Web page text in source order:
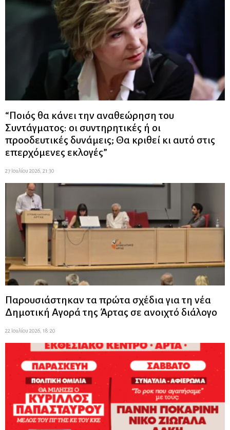
“Ποιός θα κάνει την αναθεώρηση του
Συντάγματος: οι συντηρητικές ή οι
προοδευτικές δυνάμεις; Θα κριθεί κι αυτό στις
επερχόμενες εκλογές”
27 Ιουλίου 2026, 21:30
Παρουσιάστηκαν τα πρώτα σχέδια για τη νέα
Δημοτική Αγορά της Άρτας σε ανοιχτό διάλογο
22 Ιουλίου 2026, 18:20